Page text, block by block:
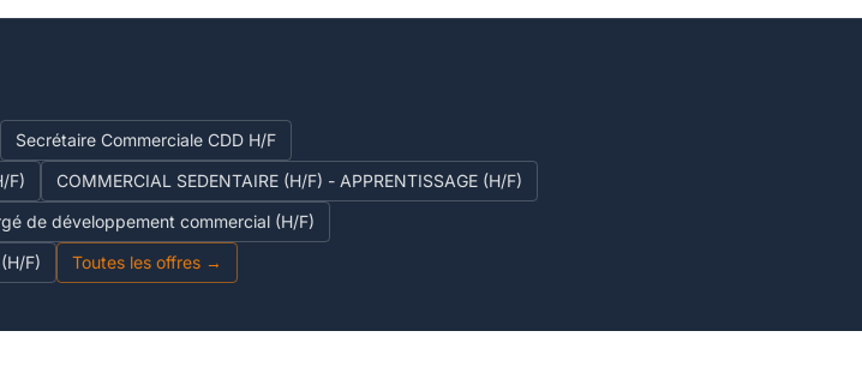
Secrétaire Commerciale CDD H/F
F)
COMMERCIAL SEDENTAIRE (H/F) - APPRENTISSAGE (H/F)
de développement commercial (H/F)
F)
Toutes les offres →